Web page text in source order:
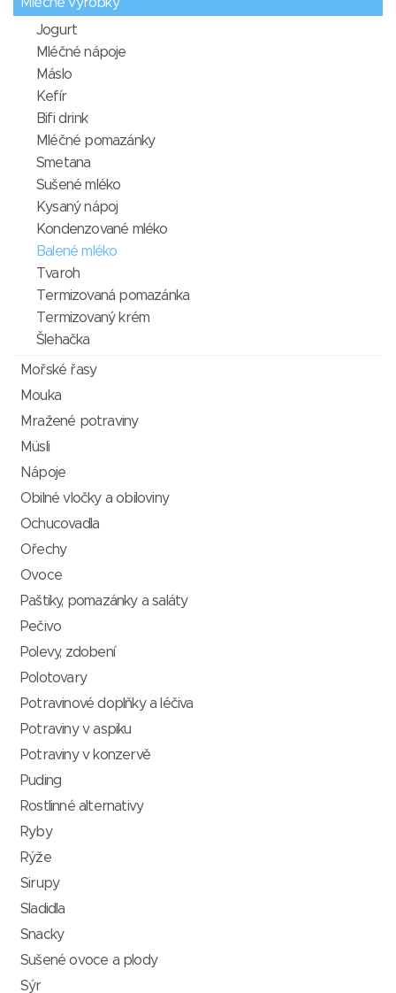
Mléčné výrobky
Jogurt
Mléčné nápoje
Máslo
Kefír
Bifi drink
Mléčné pomazánky
Smetana
Sušené mléko
Kysaný nápoj
Kondenzované mléko
Balené mléko
Tvaroh
Termizovaná pomazánka
Termizovaný krém
Šlehačka
Mořské řasy
Mouka
Mražené potraviny
Müsli
Nápoje
Obilné vločky a obiloviny
Ochucovadla
Ořechy
Ovoce
Paštiky, pomazánky a saláty
Pečivo
Polevy, zdobení
Polotovary
Potravinové doplňky a léčiva
Potraviny v aspiku
Potraviny v konzervě
Puding
Rostlinné alternativy
Ryby
Rýže
Sirupy
Sladidla
Snacky
Sušené ovoce a plody
Sýr